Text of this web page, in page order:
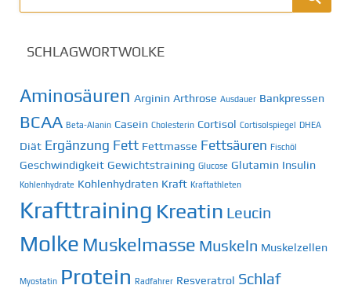
SCHLAGWORTWOLKE
Aminosäuren Arginin Arthrose Ausdauer Bankpressen
BCAA Beta-Alanin Casein Cholesterin Cortisol Cortisolspiegel DHEA
Diät Ergänzung Fett Fettmasse Fettsäuren Fischöl
Geschwindigkeit Gewichtstraining Glucose Glutamin Insulin
Kohlenhydrate Kohlenhydraten Kraft Kraftathleten
Krafttraining Kreatin Leucin
Molke Muskelmasse Muskeln Muskelzellen
Myostatin Protein Radfahrer Resveratrol Schlaf